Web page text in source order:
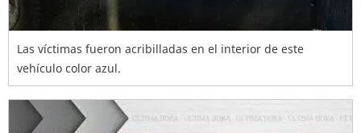
Las víctimas fueron acribilladas en el interior de este
vehículo color azul.